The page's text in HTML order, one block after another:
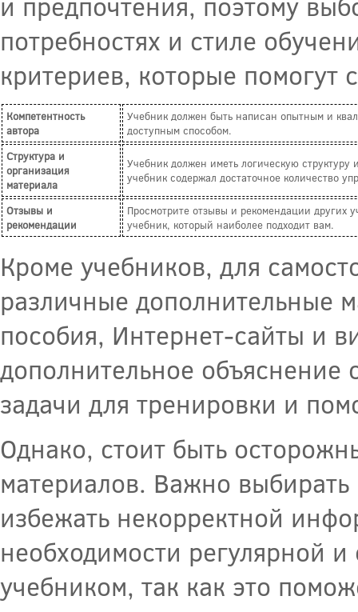
потребностях и стиле
критериев, которые помогут
Компетентность
автора
Учебник должен быть написан опытным и
доступным способом.
Структура и
организация
материала
Учебник должен иметь логическую
учебник содержал достаточное количество
Отзывы и
рекомендации
Просмотрите отзывы и рекомендации других
учебник, который наиболее подходит вам.
Кроме учебников, для
различные дополнительные
пособия, Интернет-сайты и
дополнительное
задачи для тренировки и
Однако, стоит быть
материалов. Важно
избежать некорректной
необходимости регулярной
учебником, так как это